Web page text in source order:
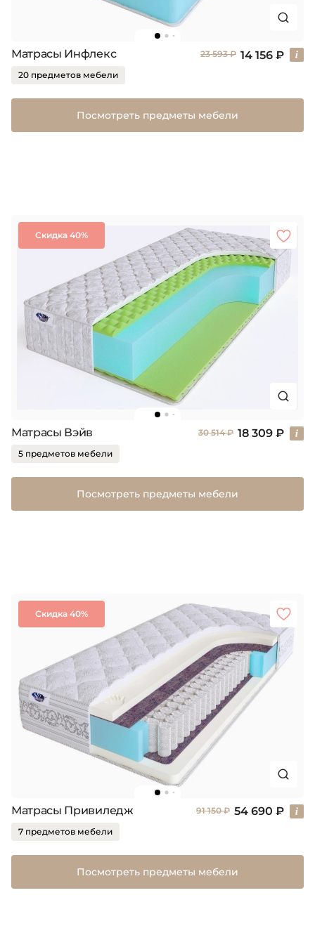
Матрасы Инфлекс 23 593 ₽ 14 156 ₽
20 предметов мебели
Посмотреть предметы мебели
Скидка 40%
Матрасы Вэйв 30 514 ₽ 18 309 ₽
5 предметов мебели
Посмотреть предметы мебели
Скидка 40%
Матрасы Привиледж 91 150 ₽ 54 690 ₽
7 предметов мебели
Посмотреть предметы мебели